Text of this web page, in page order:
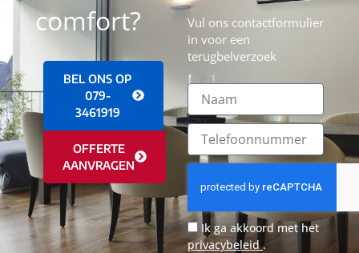
comfort?
BEL ONS OP
079-
3461919
OFFERTE
AANVRAGEN
Vul ons contactformulier
in voor een
terugbelverzoek
Ik ga akkoord met het
privacybeleid.